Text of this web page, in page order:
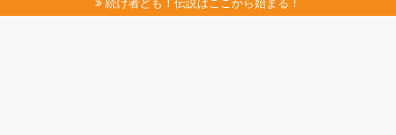
続け者ども！伝説はここから始まる！